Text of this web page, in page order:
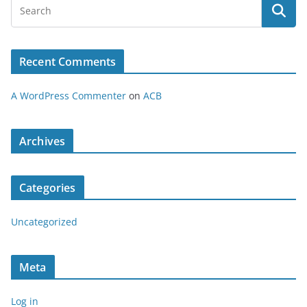
Recent Comments
A WordPress Commenter on ACB
Archives
Categories
Uncategorized
Meta
Log in